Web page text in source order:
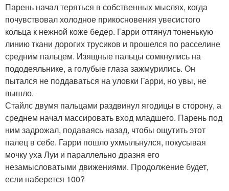
Парень начал теряться в собственных мыслях, когда
почувствовал холодное прикосновения увесистого
кольца к нежной коже бедер. Гарри оттянул тоненькую
линию ткани дорогих трусиков и прошелся по расселине
средним пальцем. Изящные пальцы сомкнулись на
пододеяльнике, а голубые глаза зажмурились. Он
пытался не поддаваться на уловки Гарри, но увы, не
вышло.
Стайлс двумя пальцами раздвинул ягодицы в сторону, а
среднем начал массировать вход младшего. Парень под
ним задрожал, подаваясь назад, чтобы ощутить этот
палец в себе. Гарри пошло ухмыльнулся, покусывая
мочку уха Луи и параллельно дразня его
незамысловатыми движениями. Продолжение будет,
если наберется 100?